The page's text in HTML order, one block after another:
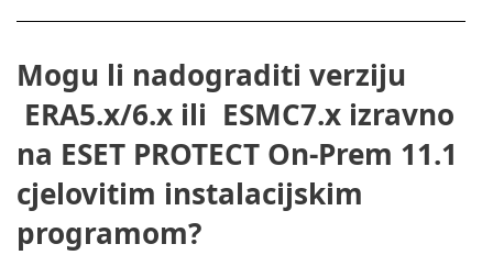
Mogu li nadograditi verziju
ERA5.x/6.x ili ESMC7.x izravno
na ESET PROTECT On-Prem 11.1
cjelovitim instalacijskim
programom?